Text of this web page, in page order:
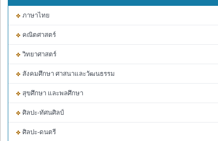
ภาษาไทย
คณิตศาสตร์
วิทยาศาสตร์
สังคมศึกษา ศาสนาและวัฒนธรรม
สุขศึกษา และพลศึกษา
ศิลปะ-ทัศนศิลป์
ศิลปะ-ดนตรี